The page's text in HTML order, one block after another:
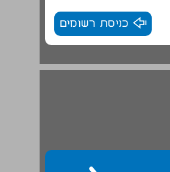
כניסת רשומים